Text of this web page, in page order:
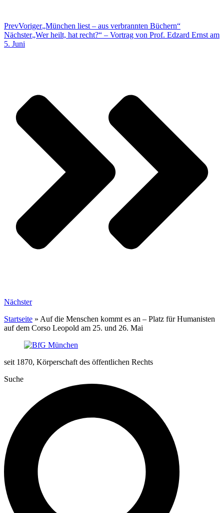
PrevVoriger„München liest – aus verbrannten Büchern“
Nächster„Wer heilt, hat recht?“ – Vortrag von Prof. Edzard Ernst am
5. Juni
Nächster
Startseite » Auf die Menschen kommt es an – Platz für Humanisten
auf dem Corso Leopold am 25. und 26. Mai
seit 1870, Körperschaft des öffentlichen Rechts
Suche